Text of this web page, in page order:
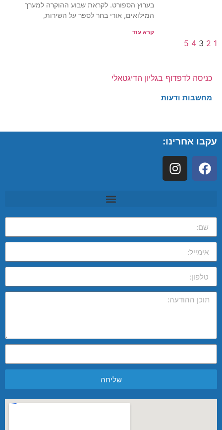
בערוץ הספורט. לקראת שבוע ההוקרה למערך
המילואים, אורי בחר לספר על השירות,
קרא עוד
1
2
3
4
5
כניסה לדפדוף בגליון הדיגטאלי
מחשבות ודעות
עקבו אחרינו:
שליחה